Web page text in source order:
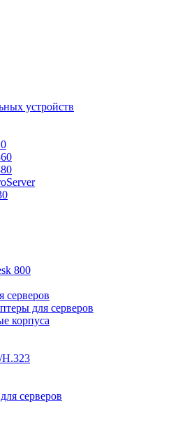
устройств
800
серверов
для серверов
корпуса
H.323
серверов